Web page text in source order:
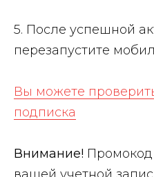
5. После успешной
перезапустите
Вы можете
подписка
Внимание!